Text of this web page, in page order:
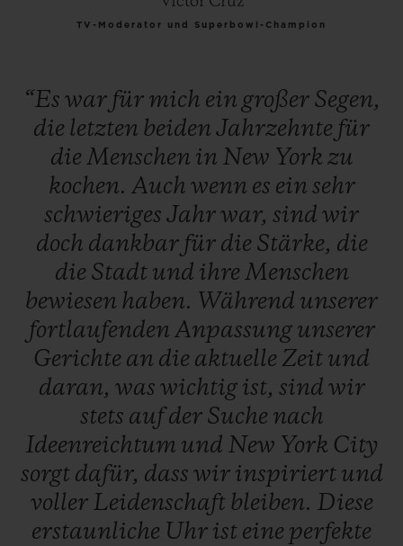
TV-Moderator und Superbowl-Champion
“Es war für mich ein großer Segen,
die letzten beiden Jahrzehnte für
die Menschen in New Yorkzu
kochen. Auch wenn es ein sehr
schwieriges Jahrwar, sind wir
doch dankbar für die Stärke, die
die Stadt und ihre Menschen
bewiesen haben. Während unserer
fortlaufenden Anpassung unserer
Gerichte an die aktuelle Zeit und
daran, was wichtig ist, sind wir
stets aufder Suche nach
Ideenreichtum und New York City
sorgt dafür, dass wir inspiriert und
voller Leidenschaft bleiben. Diese
erstaunliche Uhr ist eine perfekte